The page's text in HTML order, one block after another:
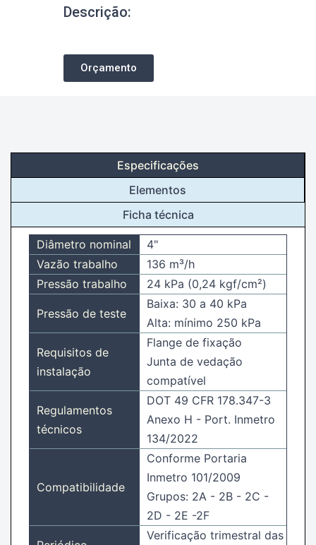
Descrição:
Orçamento
Especificações
Elementos
Ficha técnica
Diâmetro nominal
4"
Vazão trabalho
136 m³/h
Pressão trabalho
24 kPa (0,24 kgf/cm²)
Pressão de teste
Baixa: 30 a 40 kPa
Alta: mínimo 250 kPa
Requisitos de
instalação
Flange de fixação
Junta de vedação
compatível
Regulamentos
técnicos
DOT 49 CFR 178.347-3
Anexo H - Port. Inmetro
134/2022
Compatibilidade
Conforme Portaria
Inmetro 101/2009
Grupos: 2A - 2B - 2C -
2D - 2E -2F
Verificação trimestral das